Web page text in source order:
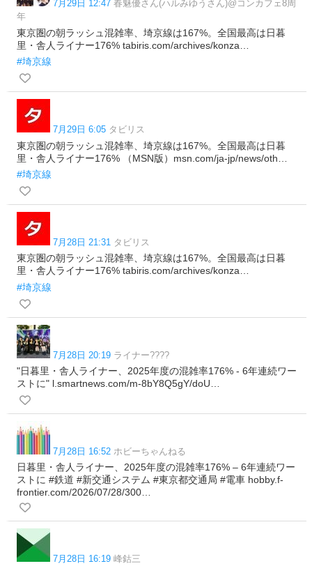
7月29日 12:47 春魅優さん(ハルみゆうさん)@コンカフェ8周
年
東京圏の朝ラッシュ混雑率、埼京線は167%。全国最高は日暮
里・舎人ライナー176% tabiris.com/archives/konza…
#埼京線
7月29日 6:05 タビリス
東京圏の朝ラッシュ混雑率、埼京線は167%。全国最高は日暮
里・舎人ライナー176% （MSN版）msn.com/ja-jp/news/oth…
#埼京線
7月28日 21:31 タビリス
東京圏の朝ラッシュ混雑率、埼京線は167%。全国最高は日暮
里・舎人ライナー176% tabiris.com/archives/konza…
#埼京線
7月28日 20:19 ライナー????
"日暮里・舎人ライナー、2025年度の混雑率176% - 6年連続ワー
ストに" l.smartnews.com/m-8bY8Q5gY/doU…
7月28日 16:52 ホビーちゃんねる
日暮里・舎人ライナー、2025年度の混雑率176% – 6年連続ワー
ストに #鉄道 #新交通システム #東京都交通局 #電車 hobby.f-
frontier.com/2026/07/28/300…
7月28日 16:19 峰鈷三